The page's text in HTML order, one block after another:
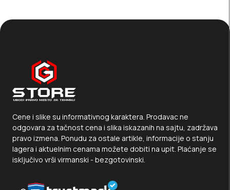
Cene i slike su informativnog karaktera. Prodavac ne
odgovara za tačnost cena i slika iskazanih na sajtu, zadržava
pravo izmena. Ponudu za ostale artikle, informacije o stanju
lagera i aktuelnim cenama možete dobiti na upit. Plaćanje se
isključivo vrši virmanski - bezgotovinski.